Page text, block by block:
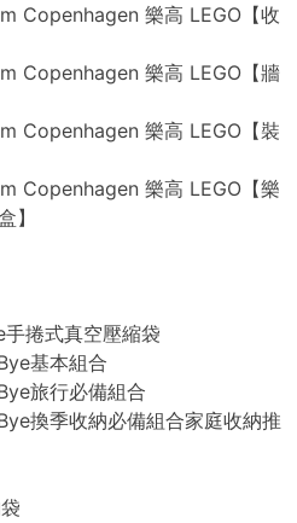
Copenhagen 樂高 LEGO【收
Copenhagen 樂高 LEGO【牆
Copenhagen 樂高 LEGO【裝
Copenhagen 樂高 LEGO【樂
】
捲式真空壓縮袋
基本組合
旅行必備組合
換季收納必備組合家庭收納推